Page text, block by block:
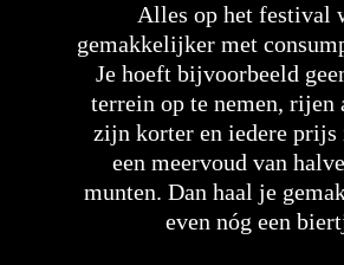
Alles op het festival
gemakkelijker met
Je hoeft bijvoorbeeld
terrein op te nemen, rijen
zijn korter en iedere prijs
een meervoud van
munten. Dan haal je
even nóg een